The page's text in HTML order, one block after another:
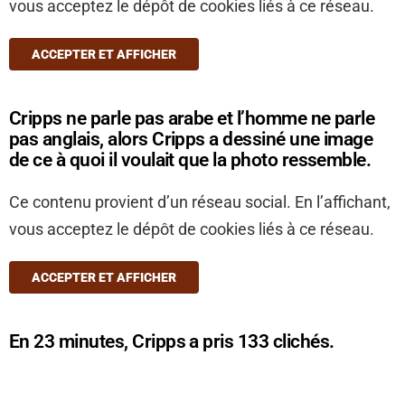
vous acceptez le dépôt de cookies liés à ce réseau.
ACCEPTER ET AFFICHER
Cripps ne parle pas arabe et l’homme ne parle
pas anglais, alors Cripps a dessiné une image
de ce à quoi il voulait que la photo ressemble.
Ce contenu provient d’un réseau social. En l’affichant,
vous acceptez le dépôt de cookies liés à ce réseau.
ACCEPTER ET AFFICHER
En 23 minutes, Cripps a pris 133 clichés.